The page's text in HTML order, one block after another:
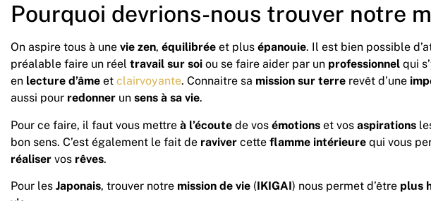
Pourquoi devrions-nous trouver notre
On aspire tous à une vie zen, équilibrée et plus épanouie. Il est bien possible
préalable faire un réel travail sur soi ou se faire aider par un professionnel qui
en lecture d’âme et clairvoyante. Connaitre sa mission sur terre revêt d’une
aussi pour redonner un sens à sa vie.
Pour ce faire, il faut vous mettre à l’écoute de vos émotions et vos aspirations
bon sens. C’est également le fait de raviver cette flamme intérieure qui vous
réaliser vos rêves.
Pour les Japonais, trouver notre mission de vie (IKIGAI) nous permet d’être plus